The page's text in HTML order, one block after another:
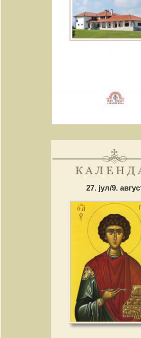
27. јул/9.